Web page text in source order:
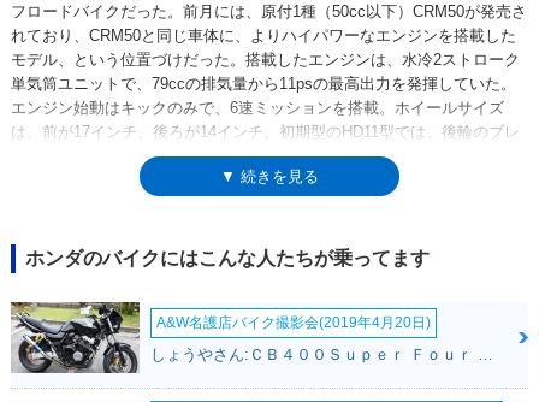
フロードバイクだった。前月には、原付1種（50cc以下）CRM50が発売さ
れており、CRM50と同じ車体に、よりハイパワーなエンジンを搭載した
モデル、という位置づけだった。搭載したエンジンは、水冷2ストローク
単気筒ユニットで、79ccの排気量から11psの最高出力を発揮していた。
エンジン始動はキックのみで、6速ミッションを搭載。ホイールサイズ
は、前が17インチ、後ろが14インチ。初期型のHD11型では、後輪のブレ
ーキはドラム式（リーディングトレーリング）だったが、1993年のマイ
ナーチェンジで型式をHD12に改めた際に、後輪にもディスクブレーキを
▼ 続きを見る
ホンダのバイクにはこんな人たちが乗ってます
A&W名護店バイク撮影会(2019年4月20日)
しょうやさん:ＣＢ４００Ｓｕｐｅｒ Ｆｏｕｒ ＶＴＥＣ ＳＰＥＣ３(ホンダ)